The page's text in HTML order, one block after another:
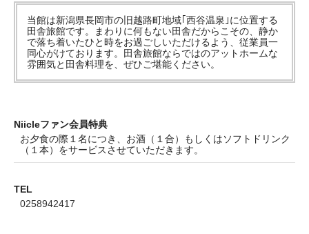
当館は新潟県長岡市の旧越路町地域｢西谷温泉｣に位置する
田舎旅館です。まわりに何もない田舎だからこその、静か
で落ち着いたひと時をお過ごしいただけるよう、従業員一
同心がけております。田舎旅館ならではのアットホームな
雰囲気と田舎料理を、ぜひご堪能ください。
Niicleファン会員特典
お夕食の際１名につき、お酒（１合）もしくはソフトドリンク
（１本）をサービスさせていただきます。
TEL
0258942417